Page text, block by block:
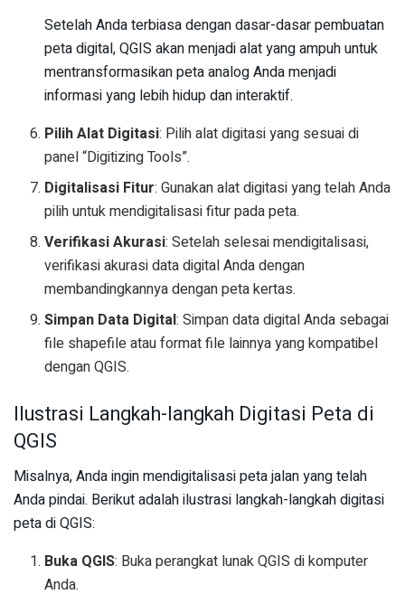
Setelah Anda terbiasa dengan dasar-dasar pembuatan
peta digital, QGIS akan menjadi alat yang ampuh untuk
mentransformasikan peta analog Anda menjadi
informasi yang lebih hidup dan interaktif.
Pilih Alat Digitasi: Pilih alat digitasi yang sesuai di
panel “Digitizing Tools”.
Digitalisasi Fitur: Gunakan alat digitasi yang telah Anda
pilih untuk mendigitalisasi fitur pada peta.
Verifikasi Akurasi: Setelah selesai mendigitalisasi,
verifikasi akurasi data digital Anda dengan
membandingkannya dengan peta kertas.
Simpan Data Digital: Simpan data digital Anda sebagai
file shapefile atau format file lainnya yang kompatibel
dengan QGIS.
Ilustrasi Langkah-langkah Digitasi Peta di
QGIS
Misalnya, Anda ingin mendigitalisasi peta jalan yang telah
Anda pindai. Berikut adalah ilustrasi langkah-langkah digitasi
peta di QGIS:
Buka QGIS: Buka perangkat lunak QGIS di komputer
Anda.